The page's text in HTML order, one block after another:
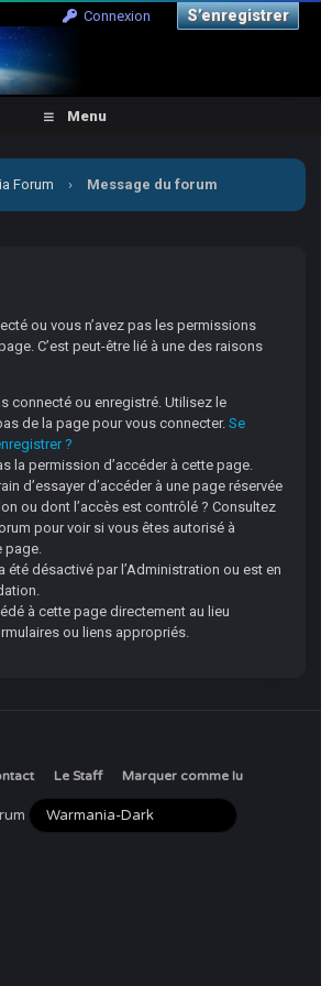
Connexion S’enregistrer
Menu
Forum › Message du forum
ou vous n’avez pas les permissions
C’est peut-être lié à une des raisons
connecté ou enregistré. Utilisez le
de la page pour vous connecter.Se
?
la permission d’accéder à cette page.
d’essayer d’accéder à une page réservée
ou dont l’accès est contrôlé ? Consultez
pour voir si vous êtes autorisé à
page.
été désactivé par l’Administration ou est en
à cette page directement au lieu
ou liens appropriés.
Le Staff Marquer comme lu